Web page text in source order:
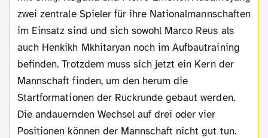
zwei zentrale Spieler für ihre Nationalmannschaften
im Einsatz sind und sich sowohl Marco Reus als
auch Henkikh Mkhitaryan noch im Aufbautraining
befinden. Trotzdem muss sich jetzt ein Kern der
Mannschaft finden, um den herum die
Startformationen der Rückrunde gebaut werden.
Die andauernden Wechsel auf drei oder vier
Positionen können der Mannschaft nicht gut tun.